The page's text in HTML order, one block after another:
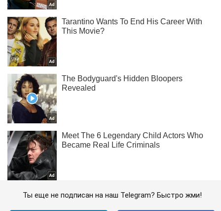
Ты еще не подписан на наш Telegram? Быстро жми!